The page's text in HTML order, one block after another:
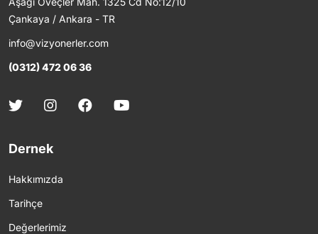
Çankaya / Ankara - TR
info@vizyonerler.com
(0312) 472 06 36
Dernek
Hakkımızda
Tarihçe
Değerlerimiz